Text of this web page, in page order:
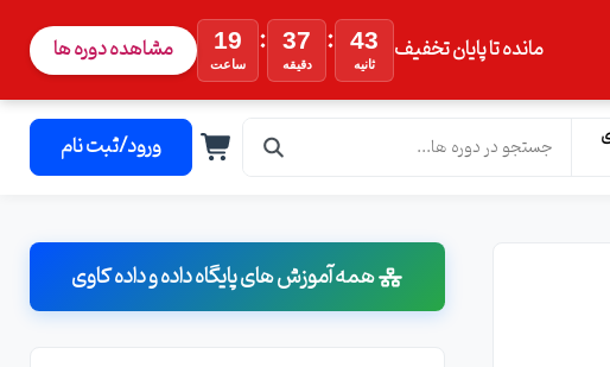
مانده تا پایان تخفیف 19
ساعت
: 37
دقیقه
: 41
ثانیه مشاهده دوره ها
ورود/ثبت نام
همه آموزش های پایگاه داده و داده کاوی